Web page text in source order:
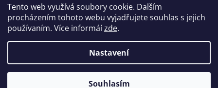
Tento web využívá soubory cookie. Dalším
procházením tohoto webu vyjadřujete souhlas s jejich
používaním. Více informáízde.
Nastavení
Souhlasím
pošta
doprava
Visa Mastercard
Vytvořil Shoptet | mime digital
Copyright 2026
Diamantovenastroje.cz. Všechna práva
vyhrazena.